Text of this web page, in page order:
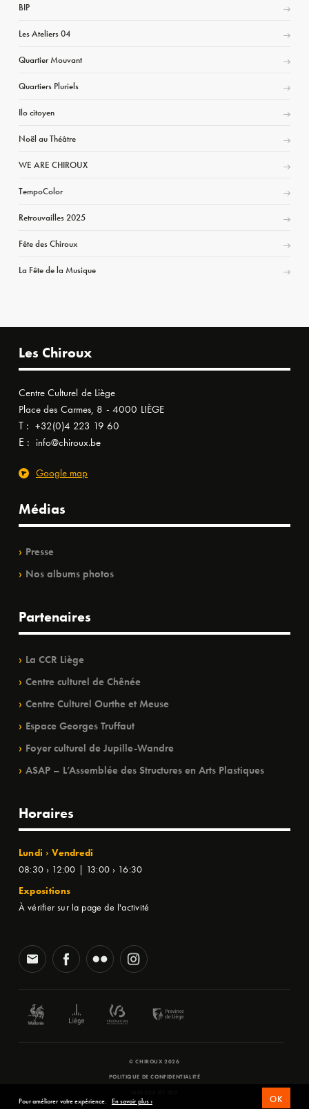
BIP
Les Ateliers 04
Quartier Mouvant
Quartiers Pluriels
Ilo citoyen
Noël au Théâtre
WE ARE CHIROUX
TempoColor
Retrouvailles 2025
Fête des Chiroux
La Fête de la Musique
Les Chiroux
Centre Culturel de Liège
Place des Carmes, 8 - 4000 LIÈGE
T : +32(0)4 223 19 60
E : info@chiroux.be
Google map
Médias
Presse
Nos albums photos
Partenaires
La CCR Liège
Centre culturel de Chênée
Centre Culturel Ourthe et Meuse
Espace Georges Truffaut
Foyer culturel de Jupille-Wandre
ASAP – L’Assemblée des Structures en Arts Plastiques
Horaires
Lundi › Vendredi
08:30 › 12:00 | 13:00 › 16:30
Expositions
À vérifier sur la page de l'activité
© CHIROUX 2026
POLITIQUE DE CONFIDENTIALITÉ
Pour améliorer votre expérience. En savoir plus › OK